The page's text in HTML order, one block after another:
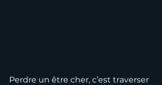
Perdre un être cher, c’est traverser